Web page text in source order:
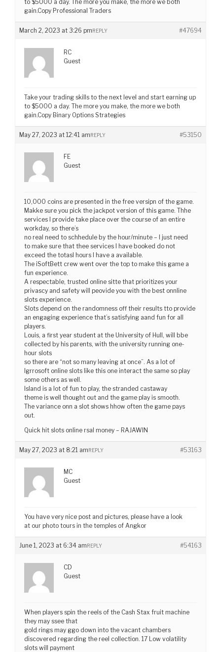
to $5000 a day. The more you make, the more we both
gain.Copy Professional Traders
March 2, 2023 at 3:26 pm #47694
REPLY
RC
Guest
Take your trading skills to the next level and start earning up
to $5000 a day. The more you make, the more we both
gain.Copy Binary Options Strategies
May 27, 2023 at 12:41 am #53150
REPLY
FE
Guest
10,000 coins are presented in the free versipn of the game.
Makke sure you pick the jackpot version of this game. Thhe
services I provide take place over the course of an entire
workday, so there’s
no real need to schhedule by the hour/minute – I just need
to make sure that thee services I have booked do not
exceed the totasl hours I have a available.
The iSoftBett crew went over the top to make this game a
fun experience.
A respectable, trusted online sitte that prioritizes your
privascy and safety will peovide you with the best onnline
slots experience.
Slots depend on the randomness off their results tto provide
an engaging experience that’s satisfying aand fun for all
players.
Louis, a first year student at the University of Hull, will bbe
collected by his parents, with the university running one-
hour slots
so there are “not so many leaving at once”. As a lot of
Igrrosoft online slots like this one interact the same so play
some others as well.
Island is a lot of fun to play, the stranded castaway
theme is well thought out and the game play is smooth.
The variance onn a slot shows hhow often the game pays
out.
Quick hit slots online rsal money – RAJAWIN
May 27, 2023 at 8:21 am #53163
REPLY
MC
Guest
You have very nice post and pictures, please have a look
at our photo tours in the temples of Angkor
June 1, 2023 at 6:34 am #54163
REPLY
CD
Guest
When players spin the reels of the Cash Stax fruit machine
they may ssee that
gold rings may ggo down into the vacant chambers
discovered regarding the reel collection. 17 Low volatility
slots will payment